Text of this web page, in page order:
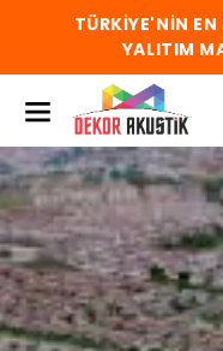
TÜRKİYE'NİN EN
YALITIM